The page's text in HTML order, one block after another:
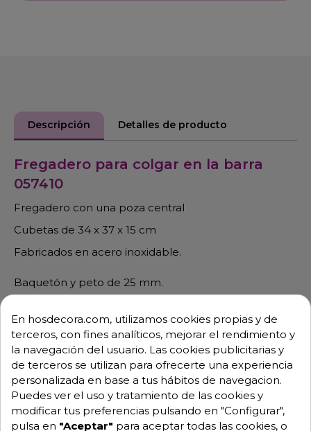
Descripción Detalles de producto
Fregadero para colgar en la barra
057410
Fregadero con una poza central
Cubetas de 34 x 37 x 15 cm
Fabricados en acero inoxidable.
Baquetón y peto de 25 mm.
Cuidados y Mantenimiento
Emplee únicamente detergentes neutros.
No raspe con estropajos, espátulas, cuchillas u
objetos cortantes o punzantes.
En hosdecora.com, utilizamos cookies propias y de
terceros, con fines analíticos, mejorar el rendimiento y
la navegación del usuario. Las cookies publicitarias y
de terceros se utilizan para ofrecerte una experiencia
personalizada en base a tus hábitos de navegacion.
Puedes ver el uso y tratamiento de las cookies y
modificar tus preferencias pulsando en "Configurar",
pulsa en "Aceptar" para aceptar todas las cookies, o